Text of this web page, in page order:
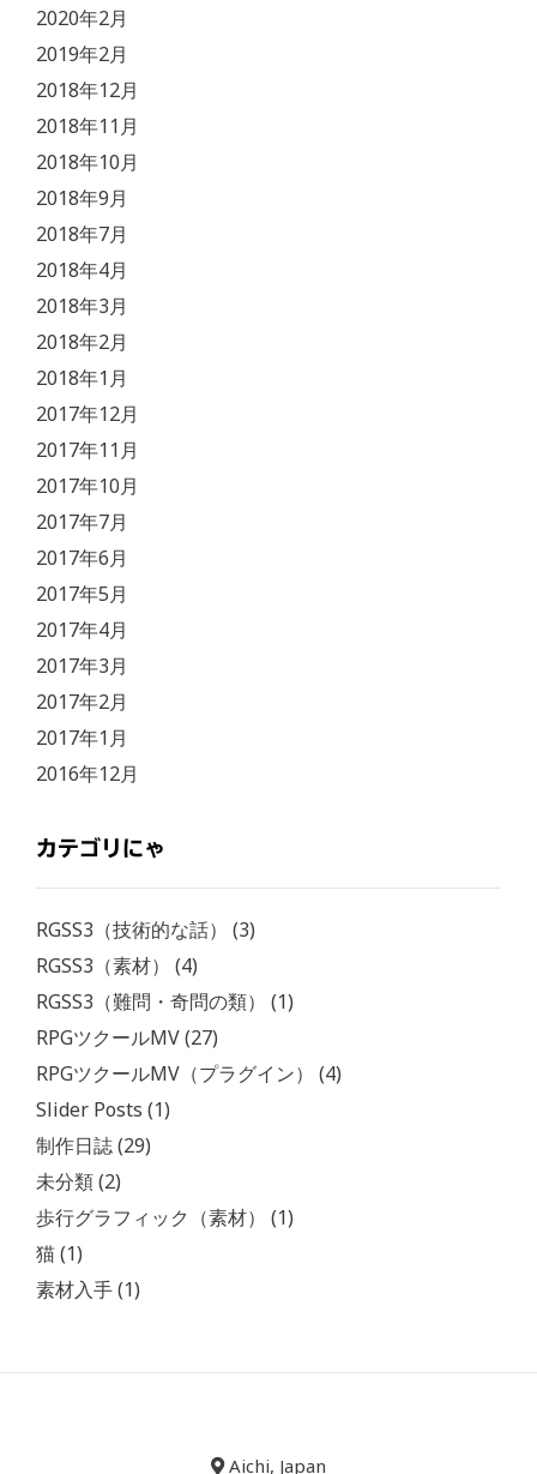
2020年2月
2019年2月
2018年12月
2018年11月
2018年10月
2018年9月
2018年7月
2018年4月
2018年3月
2018年2月
2018年1月
2017年12月
2017年11月
2017年10月
2017年7月
2017年6月
2017年5月
2017年4月
2017年3月
2017年2月
2017年1月
2016年12月
カテゴリにゃ
RGSS3（技術的な話）
(3)
RGSS3（素材）
(4)
RGSS3（難問・奇問の類）
(1)
RPGツクールMV(27)
RPGツクールMV（プラグイン）
(4)
Slider Posts (1)
制作日誌(29)
未分類(2)
歩行グラフィック（素材）
(1)
猫(1)
素材入手(1)
Aichi, Japan